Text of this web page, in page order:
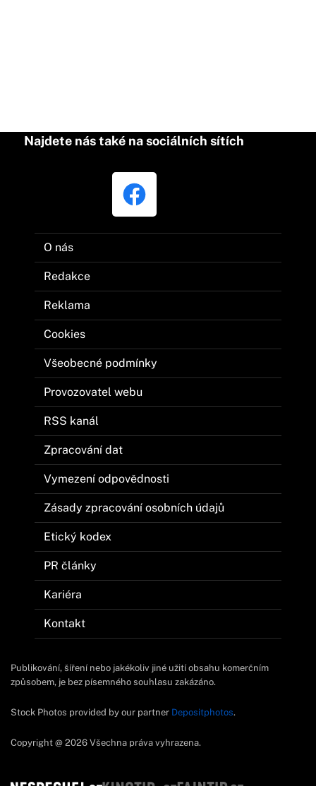
Najdete nás také na sociálních sítích
O nás
Redakce
Reklama
Cookies
Všeobecné podmínky
Provozovatel webu
RSS kanál
Zpracování dat
Vymezení odpovědnosti
Zásady zpracování osobních údajů
Etický kodex
PR články
Kariéra
Kontakt
Publikování, šíření nebo jakékoliv jiné užití obsahu komerčním
způsobem, je bez písemného souhlasu zakázáno.
Stock Photos provided by our partner Depositphotos.
Copyright @ 2026 Všechna práva vyhrazena.